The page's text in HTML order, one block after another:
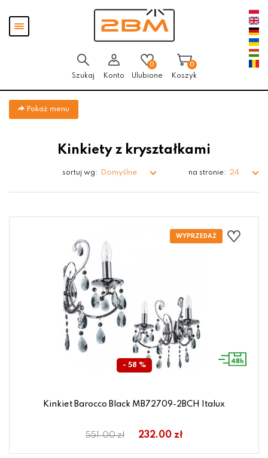
Pokaż
menu
Szukaj Konto
0
Ulubione
0
Koszyk
Pokaż menu
Kinkiety z kryształkami
sortuj wg: Domyślne na stronie: 24
- 58 %
Kinkiet Barocco Black MB72709-2BCH Italux
551.00 zł 232.00 zł